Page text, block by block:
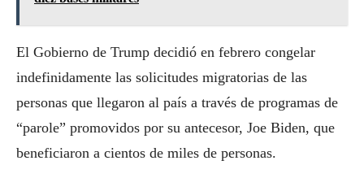
El Gobierno de Trump decidió en febrero congelar
indefinidamente las solicitudes migratorias de las
personas que llegaron al país a través de programas de
“parole” promovidos por su antecesor, Joe Biden, que
beneficiaron a cientos de miles de personas.